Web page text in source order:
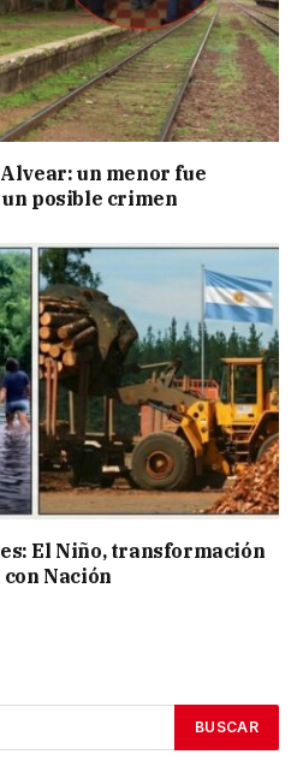
un menor fue
posible crimen
El Niño, transformación
Nación